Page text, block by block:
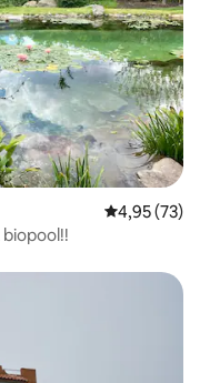
4,95 ud af 5 i
4,95 (73)